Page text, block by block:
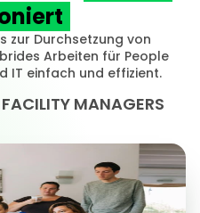
zur Durchsetzung von
Arbeiten für People
IT einfach und effizient.
FACILITY MANAGERS